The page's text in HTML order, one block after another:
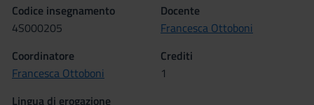
Codice insegnamento
4S000205
Docente
Francesca Ottoboni
Coordinatore
Francesca Ottoboni
Crediti
1
Lingua di erogazione